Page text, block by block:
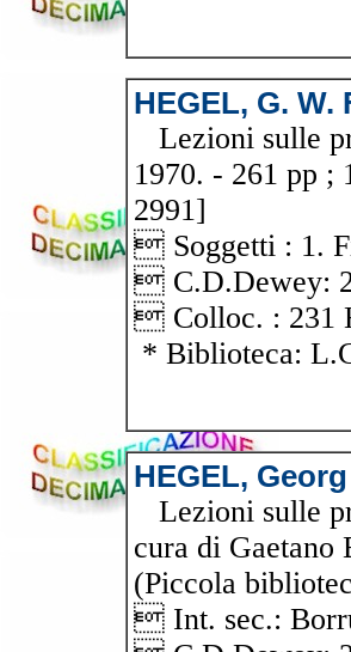
HEGEL, G. W.
Lezioni sulle
1970. - 261 pp
2991]
 Soggetti : 1.
 C.D.Dewey:
 Colloc. : 231
* Biblioteca:
HEGEL, Georg
Lezioni sulle
cura di Gaetano
(Piccola
 Int. sec.: